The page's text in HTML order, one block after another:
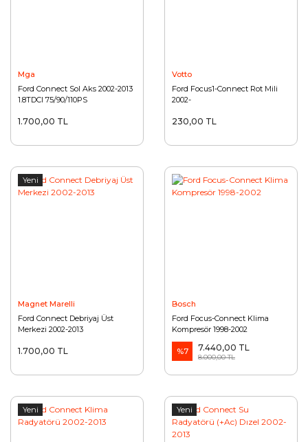
Mga
Ford Connect Sol Aks 2002-2013
1.8TDCI 75/90/110PS
1.700,00 TL
Votto
Ford Focus1-Connect Rot Mili
2002-
230,00 TL
Yeni
Magnet Marelli
Ford Connect Debriyaj Üst
Merkezi 2002-2013
1.700,00 TL
Bosch
Ford Focus-Connect Klima
Kompresör 1998-2002
%7 7.440,00 TL
8.000,00 TL
Yeni Yeni